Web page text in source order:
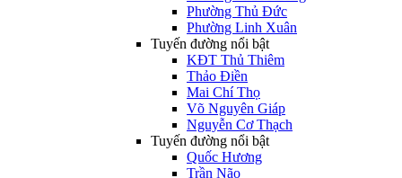
Phường Thủ Đức
Phường Linh Xuân
Tuyến đường nổi bật
KĐT Thủ Thiêm
Thảo Điền
Mai Chí Thọ
Võ Nguyên Giáp
Nguyễn Cơ Thạch
Tuyến đường nổi bật
Quốc Hương
Trần Não